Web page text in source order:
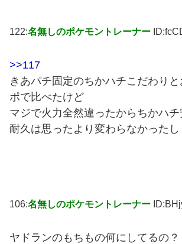
122:名無しのポケモントレーナー
>>117
きあパチ固定のちかハチこだわり
ポで比べたけど
マジで火力全然違ったからちかハ
耐久は思ったより変わらなかったし
106:名無しのポケモントレーナー
ヤドランのもちもの何にしてるの？